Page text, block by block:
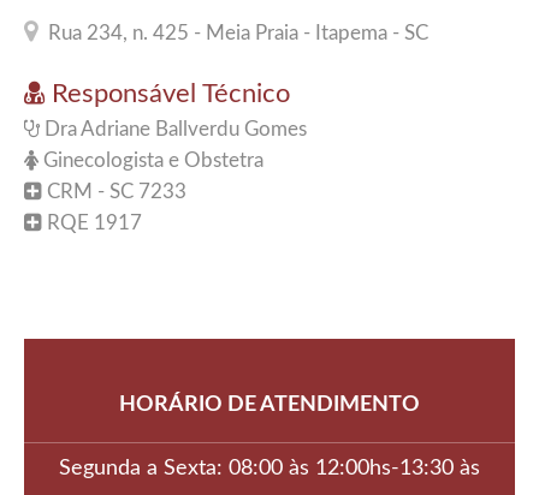
Rua 234, n. 425 - Meia Praia - Itapema - SC
Responsável Técnico
Dra Adriane Ballverdu Gomes
Ginecologista e Obstetra
CRM - SC 7233
RQE 1917
HORÁRIO DE ATENDIMENTO
Segunda a Sexta: 08:00 às 12:00hs-13:30 às